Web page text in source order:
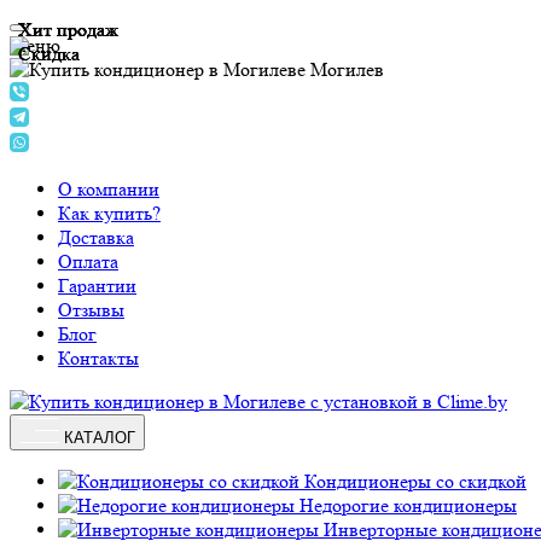
Меню
Могилев
О компании
Как купить?
Доставка
Оплата
Гарантии
Отзывы
Блог
Контакты
КАТАЛОГ
Кондиционеры со скидкой
Недорогие кондиционеры
Инверторные
Хит продаж
Скидка
Хит продаж
Скидка
Хит продаж
Хит продаж
Скидка